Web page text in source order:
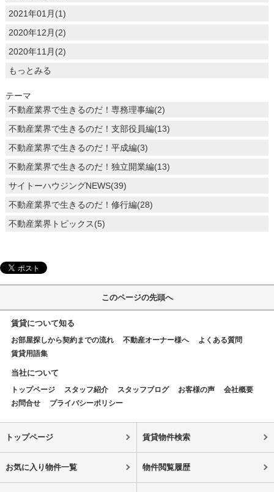
2021年01月(1)
2020年12月(2)
2020年11月(2)
もっとみる
テーマ
不動産業界で生きるのだ！専務理事編(2)
不動産業界で生きるのだ！支部役員編(13)
不動産業界で生きるのだ！平成編(3)
不動産業界で生きるのだ！独立開業編(13)
サイトーハウジングNEWS(39)
不動産業界で生きるのだ！修行編(28)
不動産業界トピックス(5)
このページの先頭へ
賃貸について知る
お部屋探しから契約までの流れ 不動産オーナー様へ
よくある質問
賃貸用語集
当社について
トップページ スタッフ紹介 スタッフブログ お客様の声
会社概要
お問合せ
プライバシーポリシー
トップページ 賃貸物件検索
お気に入り物件一覧 物件閲覧履歴